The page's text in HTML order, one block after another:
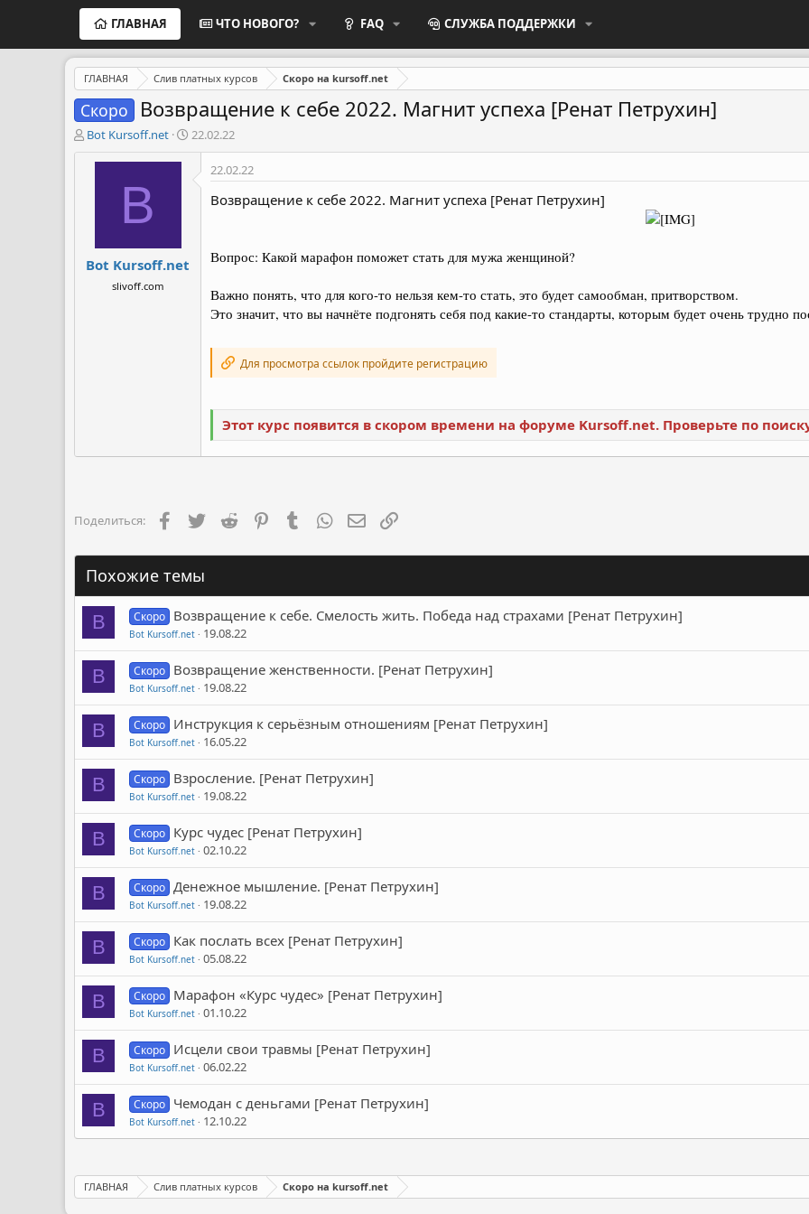
ГЛАВНАЯ ЧТО НОВОГО? FAQ СЛУЖБА ПОДДЕРЖКИ
ГЛАВНАЯ Слив платных курсов Скоро на kursoff.net
Скоро Возвращение к себе 2022. Магнит успеха [Ренат Петрухин]
А
в
ы
Bot Kursoff.net
Д
а
а
22.02.22
B
Bot Kursoff.net
slivoff.com
22.02.22
Возвращение к себе 2022. Магнит успеха [Ренат Петрухин]
Вопрос: Какой марафон поможет стать для мужа женщиной?
Важно понять, что для кого-то нельзя кем-то стать, это будет самообман, притворством.
Это значит, что вы начнёте подгонять себя под какие-то стандарты, которым будет очень трудно
Для просмотра ссылок пройдите регистрацию
Этот курс появится в скором времени на форуме Kursoff.net. Проверьте по
Поделиться: FacebookTwitter Reddit PinterestTumblr WhatsAppЭлектронная почта
Похожие темы
B Скоро Возвращение к себе. Смелость жить. Победа над страхами [Ренат Петрухин]
Bot Kursoff.net 19.08.22
B Скоро Возвращение женственности. [Ренат Петрухин]
Bot Kursoff.net 19.08.22
B Скоро Инструкция к серьёзным отношениям [Ренат Петрухин]
Bot Kursoff.net 16.05.22
B Скоро Взросление. [Ренат Петрухин]
Bot Kursoff.net 19.08.22
B Скоро Курс чудес [Ренат Петрухин]
Bot Kursoff.net 02.10.22
B Скоро Денежное мышление. [Ренат Петрухин]
Bot Kursoff.net 19.08.22
B Скоро Как послать всех [Ренат Петрухин]
Bot Kursoff.net 05.08.22
B Скоро Марафон «Курс чудес» [Ренат Петрухин]
Bot Kursoff.net 01.10.22
B Скоро Исцели свои травмы [Ренат Петрухин]
Bot Kursoff.net 06.02.22
B Скоро Чемодан с деньгами [Ренат Петрухин]
Bot Kursoff.net 12.10.22
ГЛАВНАЯ Слив платных курсов Скоро на kursoff.net